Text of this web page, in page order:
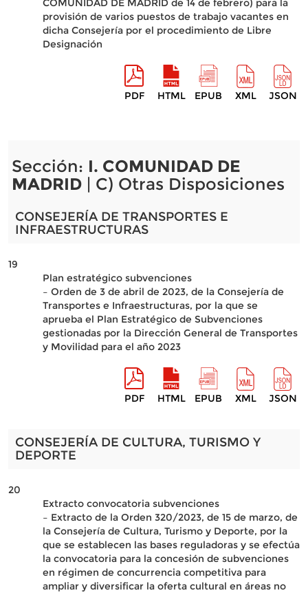
COMUNIDAD DE MADRID de 14 de febrero) para la
provisión de varios puestos de trabajo vacantes en
dicha Consejería por el procedimiento de Libre
Designación
PDF HTML EPUB XML JSON
Sección: I. COMUNIDAD DE
MADRID| C) Otras Disposiciones
CONSEJERÍA DE TRANSPORTES E
INFRAESTRUCTURAS
19
Plan estratégico subvenciones
– Orden de 3 de abril de 2023, de la Consejería de
Transportes e Infraestructuras, por la que se
aprueba el Plan Estratégico de Subvenciones
gestionadas por la Dirección General de Transportes
y Movilidad para el año 2023
PDF HTML EPUB XML JSON
CONSEJERÍA DE CULTURA, TURISMO Y
DEPORTE
20
Extracto convocatoria subvenciones
– Extracto de la Orden 320/2023, de 15 de marzo, de
la Consejería de Cultura, Turismo y Deporte, por la
que se establecen las bases reguladoras y se efectúa
la convocatoria para la concesión de subvenciones
en régimen de concurrencia competitiva para
ampliar y diversificar la oferta cultural en áreas no